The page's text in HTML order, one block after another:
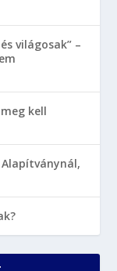
világosak” –
kell